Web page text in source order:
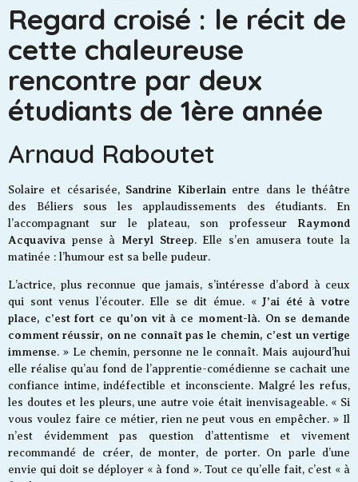
Regard croisé : le récit de
cette chaleureuse
rencontre par deux
étudiants de 1ère année
Arnaud Raboutet
Solaire et césarisée, Sandrine Kiberlain entre dans le théâtre
des Béliers sous les applaudissements des étudiants. En
l’accompagnant sur le plateau, son professeur Raymond
Acquaviva pense à Meryl Streep. Elle s’en amusera toute la
matinée : l’humour est sa belle pudeur.
L’actrice, plus reconnue que jamais, s’intéresse d’abord à ceux
qui sont venus l’écouter. Elle se dit émue. «J’ai été à votre
place, c’est fort ce qu’on vit à ce moment-là. On se demande
comment réussir, on ne connaît pas le chemin, c’est un vertige
immense. » Le chemin, personne ne le connaît. Mais aujourd’hui
elle réalise qu’au fond de l’apprentie-comédienne se cachait une
confiance intime, indéfectible et inconsciente. Malgré les refus,
les doutes et les pleurs, une autre voie était inenvisageable. « Si
vous voulez faire ce métier, rien ne peut vous en empêcher. » Il
n’est évidemment pas question d’attentisme et vivement
recommandé de créer, de monter, de porter. On parle d’une
envie qui doit se déployer « à fond ». Tout ce qu’elle fait, c’est « à